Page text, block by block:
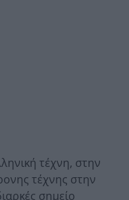
τέχνη, στην
τέχνης στην
σημείο